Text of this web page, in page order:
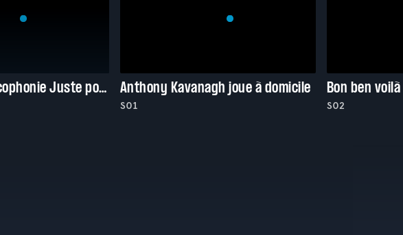
Gala de la francophonie Juste pour rire 2025 Anthony Kavanagh joue à domicile
S01
Bon ben voilà
S02